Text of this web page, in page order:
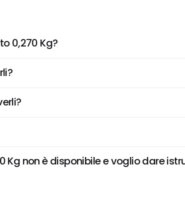
0,270 Kg?
non è disponibile e voglio dare